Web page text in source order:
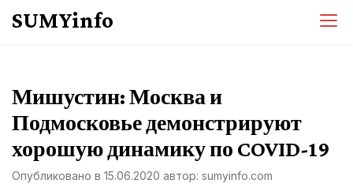
SUMYinfo
Мишустин: Москва и
Подмосковье демонстрируют
хорошую динамику по COVID-19
Опубликовано в 15.06.2020 автор: sumyinfo.com